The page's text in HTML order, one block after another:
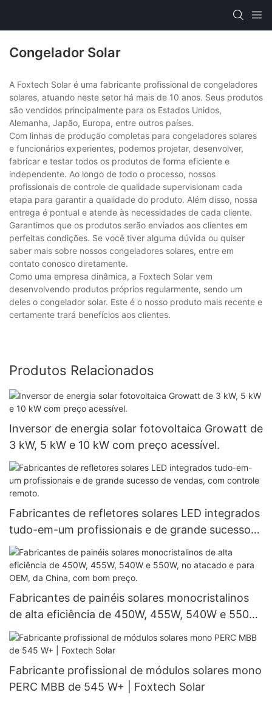
Congelador Solar
A Foxtech Solar é uma fabricante profissional de congeladores
solares, atuando neste setor há mais de 10 anos. Seus produtos
são vendidos principalmente para os Estados Unidos,
Alemanha, Japão, Europa, entre outros países.
Com linhas de produção completas para congeladores solares
e funcionários experientes, podemos projetar, desenvolver,
fabricar e testar todos os produtos de forma eficiente e
independente. Ao longo de todo o processo, nossos
profissionais de controle de qualidade supervisionam cada
etapa para garantir a qualidade do produto. Além disso, nossa
entrega é pontual e atende às necessidades de cada cliente.
Garantimos que os produtos serão enviados aos clientes em
perfeitas condições. Se você tiver alguma dúvida ou quiser
saber mais sobre nossos congeladores solares, entre em
contato conosco diretamente.
Como uma empresa dinâmica, a Foxtech Solar vem
desenvolvendo produtos próprios regularmente, sendo um
deles o congelador solar. Este é o nosso produto mais recente e
certamente trará benefícios aos clientes.
Produtos Relacionados
Inversor de energia solar fotovoltaica Growatt de
3 kW, 5 kW e 10 kW com preço acessível.
Fabricantes de refletores solares LED integrados
tudo-em-um profissionais e de grande sucesso
de vendas, com controle remoto.
Fabricantes de painéis solares monocristalinos
de alta eficiência de 450W, 455W, 540W e 550W,
no atacado e para OEM, da China, com bom
preço.
Fabricante profissional de módulos solares mono
PERC MBB de 545 W+ | Foxtech Solar